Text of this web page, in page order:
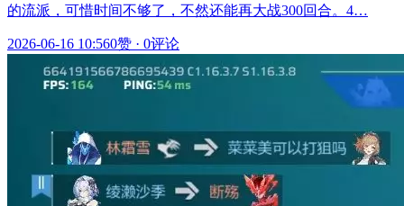
的流派，可惜时间不够了，不然还能再大战300回合。4…
2026-06-16 10:560赞 · 0评论